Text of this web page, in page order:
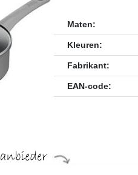
Maten:
Kleuren:
Fabrikant:
EAN-code: